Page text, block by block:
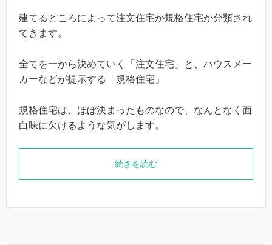
建てるところによって注文住宅か規格住宅か分類され
てきます。
全てを一から決めていく「注文住宅」と、ハウスメー
カーなどが提示する「規格住宅」
規格住宅は、ほぼ決まったものなので、なんとなく面
白味に欠けるような気がします。
続きを読む